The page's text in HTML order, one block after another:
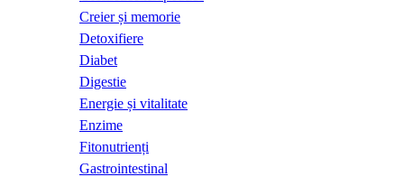
Creier și memorie
Detoxifiere
Diabet
Digestie
Energie și vitalitate
Enzime
Fitonutrienți
Gastrointestinal